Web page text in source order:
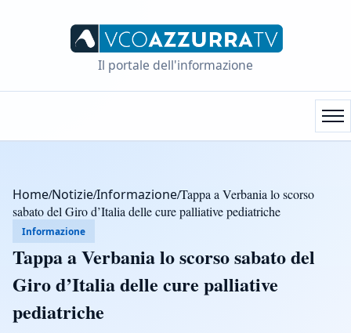
Il portale dell'informazione
Home/Notizie/Informazione/Tappa a Verbania lo scorso
sabato del Giro d’Italia delle cure palliative pediatriche
Informazione
Tappa a Verbania lo scorso sabato del
Giro d’Italia delle cure palliative
pediatriche